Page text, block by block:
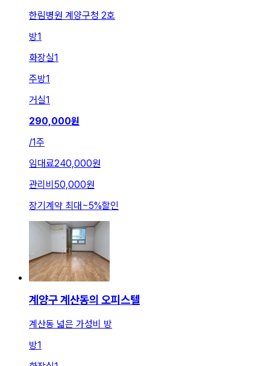
한림병원 계양구청 2호
방1
화장실1
주방1
거실1
290,000원
/1주
임대료240,000원
관리비 50,000원
장기계약 최대 ~5%할인
계양구 계산동의 오피스텔
계산동 넓은 가성비 방
방1